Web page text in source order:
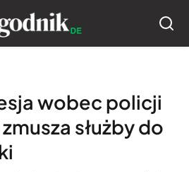
wobec policji
służby do